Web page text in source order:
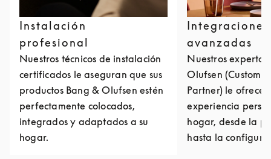
Instalación
profesional
Nuestros técnicos de instalación
certificados le aseguran que sus
productos Bang & Olufsen estén
perfectamente colocados,
integrados y adaptados a su
hogar.
Integraciones
avanzadas
Nuestros
Olufsen (Custom
Partner) le
experiencia
hogar, desde la
hasta la